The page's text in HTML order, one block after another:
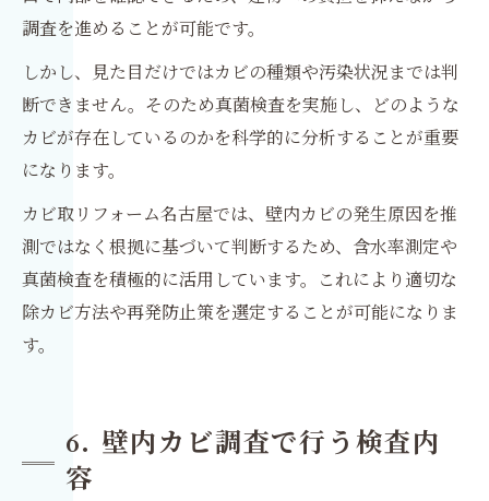
調査を進めることが可能です。
しかし、見た目だけではカビの種類や汚染状況までは判
断できません。そのため真菌検査を実施し、どのような
カビが存在しているのかを科学的に分析することが重要
になります。
カビ取リフォーム名古屋では、壁内カビの発生原因を推
測ではなく根拠に基づいて判断するため、含水率測定や
真菌検査を積極的に活用しています。これにより適切な
除カビ方法や再発防止策を選定することが可能になりま
す。
6. 壁内カビ調査で行う検査内
容